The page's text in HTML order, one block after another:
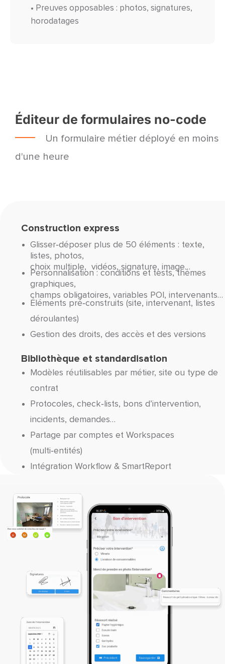
• Preuves opposables : photos, signatures,
horodatages
Éditeur de formulaires no-code
Un formulaire métier déployé en moins
d'une heure
Construction express
Glisser‑déposer plus de 50 éléments : texte,
listes, photos,
choix multiple, vidéos, signature, image…
Personnalisation : conditions et tests, thèmes
graphiques,
champs obligatoires, variables POI, intervenants…
Éléments pré‑construits (site, intervenant, listes
déroulantes)
Gestion des droits, des accès et des versions
Bibliothèque et standardisation
Modèles réutilisables par métier, site ou type de
contrat
Protocoles, check‑lists, bons d’intervention,
incidents, demandes…
Partage par comptes et Workspaces
(multi‑entités)
Intégration Workflow & SmartReport